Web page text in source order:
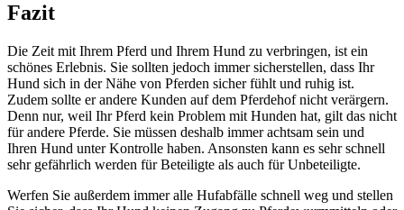
Fazit
Die Zeit mit Ihrem Pferd und Ihrem Hund zu verbringen, ist ein
schönes Erlebnis. Sie sollten jedoch immer sicherstellen, dass Ihr
Hund sich in der Nähe von Pferden sicher fühlt und ruhig ist.
Zudem sollte er andere Kunden auf dem Pferdehof nicht verärgern.
Denn nur, weil Ihr Pferd kein Problem mit Hunden hat, gilt das nicht
für andere Pferde. Sie müssen deshalb immer achtsam sein und
Ihren Hund unter Kontrolle haben. Ansonsten kann es sehr schnell
sehr gefährlich werden für Beteiligte als auch für Unbeteiligte.
Werfen Sie außerdem immer alle Hufabfälle schnell weg und stellen